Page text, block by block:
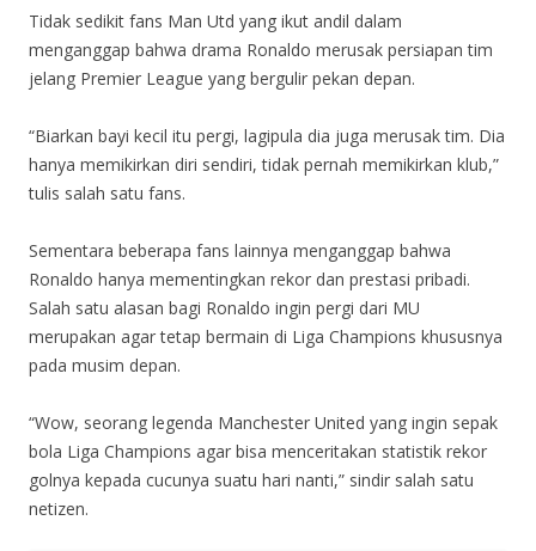
Tidak sedikit fans Man Utd yang ikut andil dalam
menganggap bahwa drama Ronaldo merusak persiapan tim
jelang Premier League yang bergulir pekan depan.
“Biarkan bayi kecil itu pergi, lagipula dia juga merusak tim. Dia
hanya memikirkan diri sendiri, tidak pernah memikirkan klub,”
tulis salah satu fans.
Sementara beberapa fans lainnya menganggap bahwa
Ronaldo hanya mementingkan rekor dan prestasi pribadi.
Salah satu alasan bagi Ronaldo ingin pergi dari MU
merupakan agar tetap bermain di Liga Champions khususnya
pada musim depan.
“Wow, seorang legenda Manchester United yang ingin sepak
bola Liga Champions agar bisa menceritakan statistik rekor
golnya kepada cucunya suatu hari nanti,” sindir salah satu
netizen.